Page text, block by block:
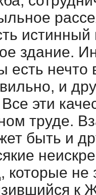
здание.
есть
и
эти
труде.
быть и
которые не
к